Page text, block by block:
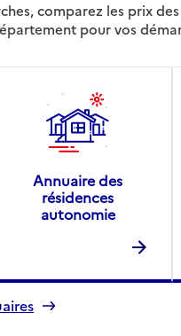
comparez les prix des
pour vos
Annuaire des
résidences
autonomie